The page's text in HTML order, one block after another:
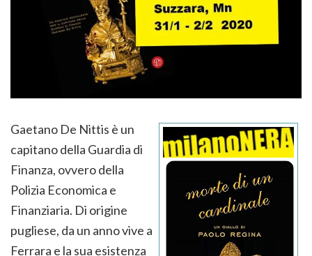
Gaetano De Nittis è un
capitano della Guardia di
Finanza, ovvero della
Polizia Economica e
Finanziaria. Di origine
pugliese, da un anno vive a
Ferrara e la sua esistenza